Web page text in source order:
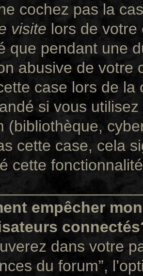
cochez pas la
visite lors de votre
que pendant une
abusive de
case lors de la
si vous
(bibliothèque,
cette case, cela
cette
empêcher
dans votre
du forum”,